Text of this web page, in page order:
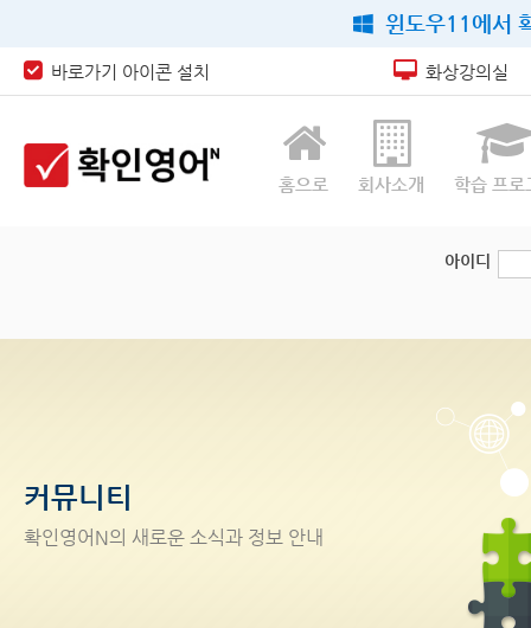
윈도우11에서
바로가기 아이콘 설치 화상강의실
홈으로 회사소개 학습 프로
아이디
커뮤니티
확인영어 N의 새로운 소식과 정보 안내